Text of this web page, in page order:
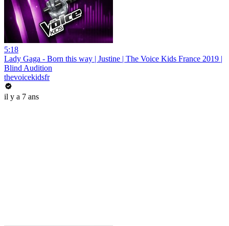
5:18
Lady Gaga - Born this way | Justine | The Voice Kids France 2019 |
Blind Audition
thevoicekidsfr
il y a 7 ans